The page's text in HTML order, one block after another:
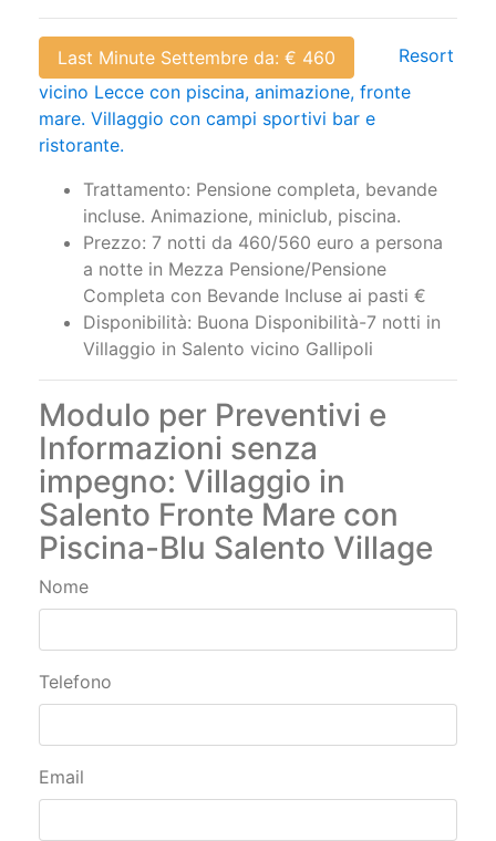
Last Minute Settembre da: € 460
Resort
vicino Lecce con piscina, animazione, fronte
mare. Villaggio con campi sportivi bar e
ristorante.
Trattamento: Pensione completa, bevande
incluse. Animazione, miniclub, piscina.
Prezzo: 7 notti da 460/560 euro a persona
a notte in Mezza Pensione/Pensione
Completa con Bevande Incluse ai pasti €
Disponibilità: Buona Disponibilità-7 notti in
Villaggio in Salento vicino Gallipoli
Modulo per Preventivi e
Informazioni senza
impegno: Villaggio in
Salento Fronte Mare con
Piscina-Blu Salento Village
Nome
Telefono
Email